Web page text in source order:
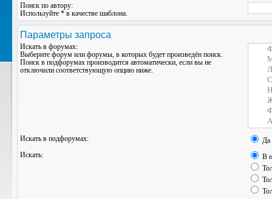
Поиск по автору:
Используйте * в качестве шаблона.
Параметры запроса
Искать в форумах:
Выберите форум или форумы, в которых будет произведён поиск.
Поиск в подфорумах производится автоматически, если вы не
отключили соответствующую опцию ниже.
Искать в подфорумах:
Да
Искать:
В